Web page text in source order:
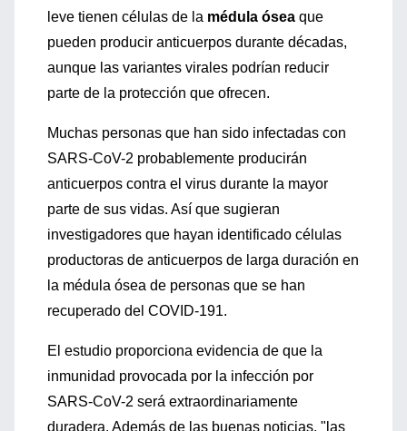
leve tienen células de la médula ósea que
pueden producir anticuerpos durante décadas,
aunque las variantes virales podrían reducir
parte de la protección que ofrecen.
Muchas personas que han sido infectadas con
SARS-CoV-2 probablemente producirán
anticuerpos contra el virus durante la mayor
parte de sus vidas. Así que sugieran
investigadores que hayan identificado células
productoras de anticuerpos de larga duración en
la médula ósea de personas que se han
recuperado del COVID-191.
El estudio proporciona evidencia de que la
inmunidad provocada por la infección por
SARS-CoV-2 será extraordinariamente
duradera. Además de las buenas noticias, "las